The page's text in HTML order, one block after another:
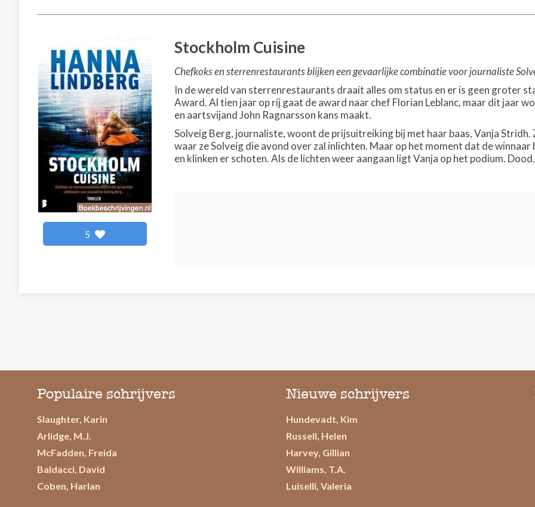
5
Stockholm Cuisine
Chefkoks en sterrenrestaurants blijken een gevaarlijke combinatie voor journaliste
In de wereld van sterrenrestaurants draait alles om status en er is geen groter
Award. Al tien jaar op rij gaat de award naar chef Florian Leblanc, maar dit jaar
en aartsvijand John Ragnarsson kans maakt.
Solveig Berg, journaliste, woont de prijsuitreiking bij met haar baas, Vanja
waar ze Solveig die avond over zal inlichten. Maar op het moment dat de
en klinken er schoten. Als de lichten weer aangaan ligt Vanja op het podium. Dood.
Populaire schrijvers
Slaughter, Karin
Arlidge, M.J.
McFadden, Freida
Baldacci, David
Coben, Harlan
Nieuwe schrijvers
Hundevadt, Kim
Russell, Helen
Harvey, Gillian
Williams, T.A.
Luiselli, Valeria